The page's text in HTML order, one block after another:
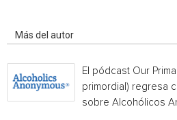
Más del autor
El pódcast Our
primordial) regresa
sobre Alcohólicos